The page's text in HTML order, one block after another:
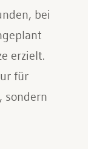
bei
erzielt.
für
sondern